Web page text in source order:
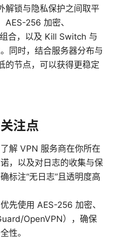
解锁与隐私保护之间取平
AES-256 加密、
合，以及 Kill Switch 与
同时，结合服务器分布与
的节点，可以获得更稳定
注点
解 VPN 服务商在你所在
，以及对日志的收集与保
标注“无日志”且透明度高
先使用 AES-256 加密、
OpenVPN），确保
性。